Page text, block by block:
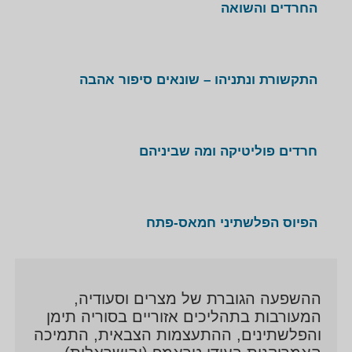
החרדים והשואה
התקשורת ונתניהו – שונאים סיפור אהבה
חרדים פוליטיקה ומה שביניהם
הפיוס הפלשתיני חמאס-פתח
ההשפעה הגוברת של מצרים וסעודיה,
המעורבות בתהליכים אזוריים בסוריה תימן
והפלשתינים, ההתעצמות הצבאית, התמיכה